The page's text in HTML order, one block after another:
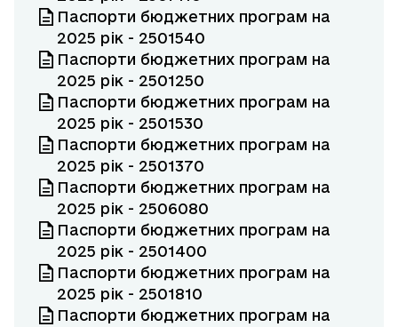
Паспорти бюджетних програм на
2025 рік - 2501540
Паспорти бюджетних програм на
2025 рік - 2501250
Паспорти бюджетних програм на
2025 рік - 2501530
Паспорти бюджетних програм на
2025 рік - 2501370
Паспорти бюджетних програм на
2025 рік - 2506080
Паспорти бюджетних програм на
2025 рік - 2501400
Паспорти бюджетних програм на
2025 рік - 2501810
Паспорти бюджетних програм на